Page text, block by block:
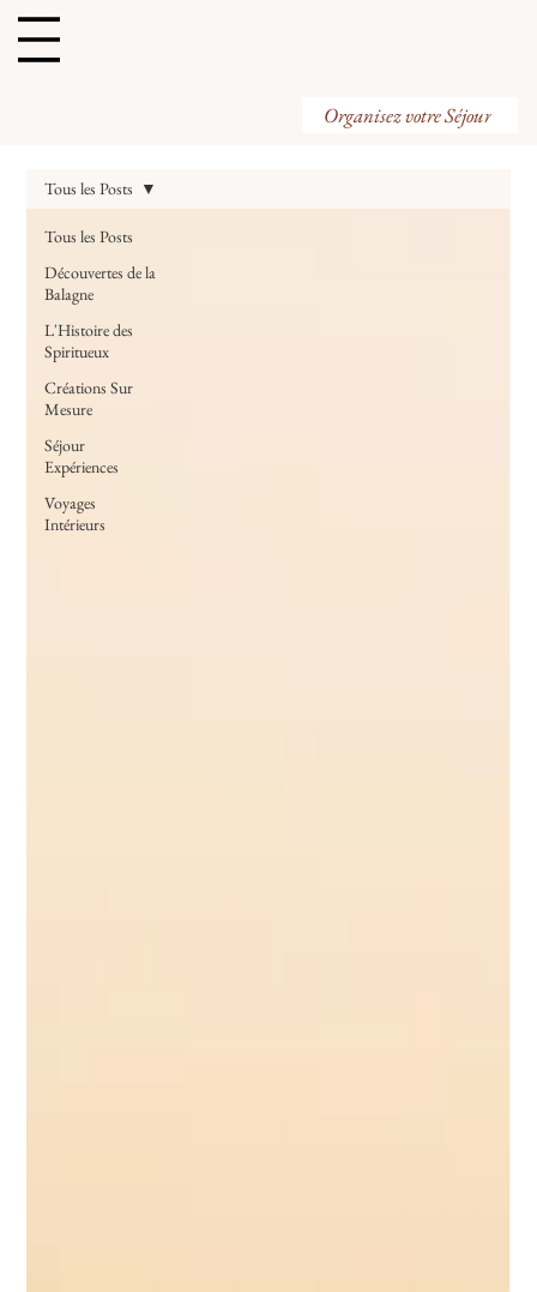
Organisez votre Séjour
Tous les Posts
Découvertes de la
Balagne
L'Histoire des
Spiritueux
Créations Sur
Mesure
Séjour
Expériences
Voyages
Intérieurs
Tous les Posts